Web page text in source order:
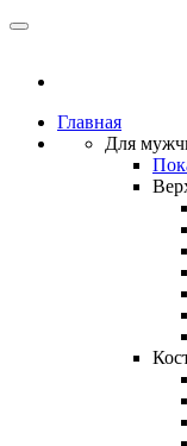
Главная
Для